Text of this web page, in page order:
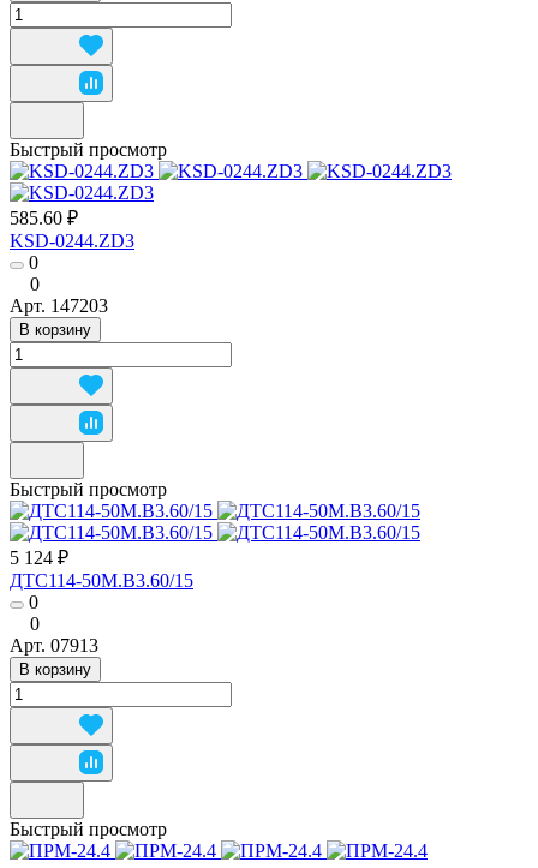
Быстрый просмотр
585.60 ₽
KSD-0244.ZD3
0
0
Арт. 147203
В корзину
Быстрый просмотр
5 124 ₽
ДТС114-50М.В3.60/15
0
0
Арт. 07913
В корзину
Быстрый просмотр